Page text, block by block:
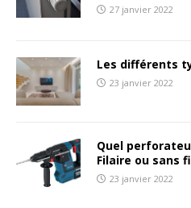
27 janvier 2022
Les différents
23 janvier 2022
Quel
Filaire ou sans
23 janvier 2022